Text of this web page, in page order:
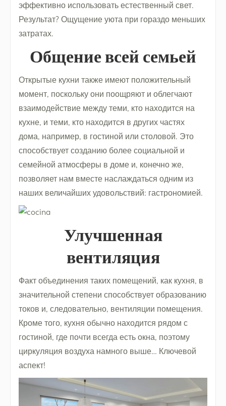
эффективно использовать естественный свет.
Результат? Ощущение уюта при гораздо меньших
затратах.
Общение всей семьей
Открытые кухни также имеют положительный
момент, поскольку они поощряют и облегчают
взаимодействие между теми, кто находится на
кухне, и теми, кто находится в других частях
дома, например, в гостиной или столовой. Это
способствует созданию более социальной и
семейной атмосферы в доме и, конечно же,
позволяет нам вместе наслаждаться одним из
наших величайших удовольствий: гастрономией.
Улучшенная
вентиляция
Факт объединения таких помещений, как кухня, в
значительной степени способствует образованию
токов и, следовательно, вентиляции помещения.
Кроме того, кухня обычно находится рядом с
гостиной, где почти всегда есть окна, поэтому
циркуляция воздуха намного выше… Ключевой
аспект!